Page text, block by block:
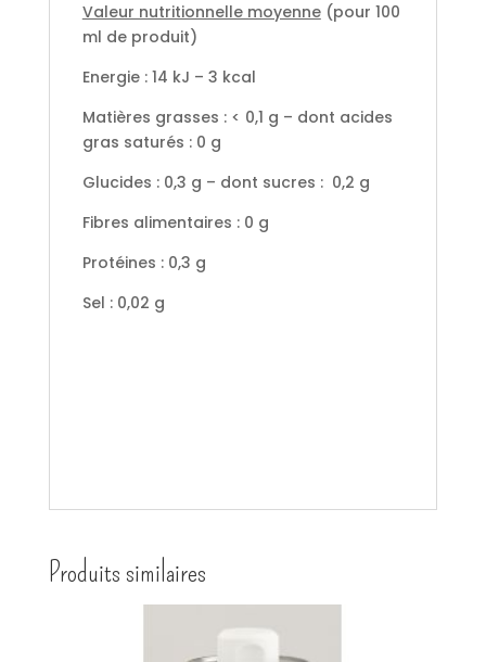
Valeur nutritionnelle moyenne(pour 100
ml de produit)
Energie : 14 kJ – 3 kcal
Matières grasses : < 0,1 g – dont acides
gras saturés : 0 g
Glucides : 0,3 g – dont sucres : 0,2 g
Fibres alimentaires : 0 g
Protéines : 0,3 g
Sel : 0,02 g
Produits similaires